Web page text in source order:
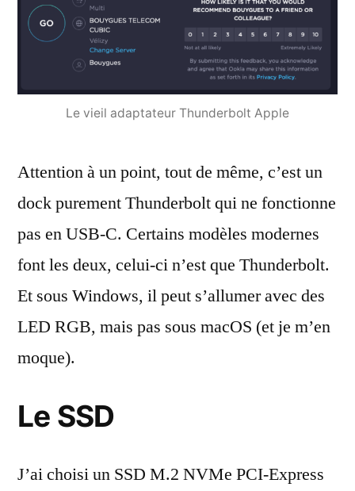
Le vieil adaptateur Thunderbolt Apple
Attention à un point, tout de même, c’est un
dock purement Thunderbolt qui ne fonctionne
pas en USB-C. Certains modèles modernes
font les deux, celui-ci n’est que Thunderbolt.
Et sous Windows, il peut s’allumer avec des
LED RGB, mais pas sous macOS (et je m’en
moque).
Le SSD
J’ai choisi un SSD M.2 NVMe PCI-Express